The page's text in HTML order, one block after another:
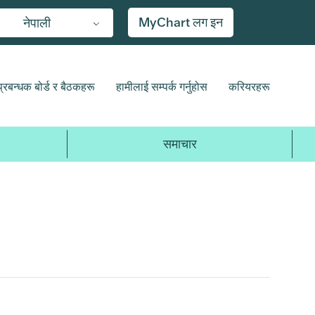
नेपाली MyChart लग इन
बोर्ड र बैठकहरू हामीलाई सम्पर्क गर्नुहोस करियरहरू
समाचार